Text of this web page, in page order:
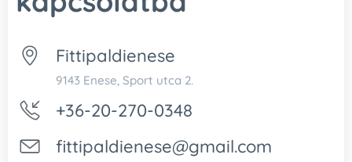
Fittipaldienese
9143 Enese, Sport utca 2.
+36-20-270-0348
fittipaldienese@gmail.com